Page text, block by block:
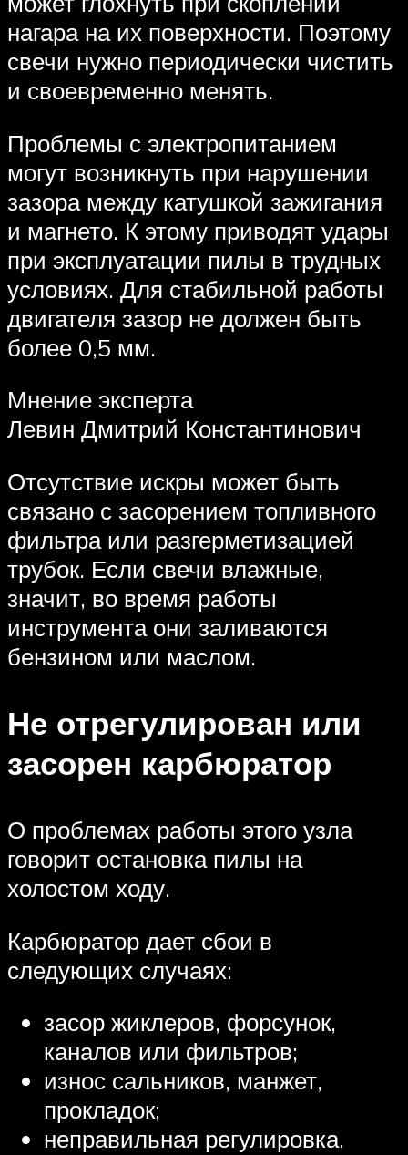
нагара на их поверхности. Поэтому
свечи нужно периодически чистить
и своевременно менять.
Проблемы с электропитанием
могут возникнуть при нарушении
зазора между катушкой зажигания
и магнето. К этому приводят удары
при эксплуатации пилы в трудных
условиях. Для стабильной работы
двигателя зазор не должен быть
более 0,5 мм.
Мнение эксперта
Левин Дмитрий Константинович
Отсутствие искры может быть
связано с засорением топливного
фильтра или разгерметизацией
трубок. Если свечи влажные,
значит, во время работы
инструмента они заливаются
бензином или маслом.
Не отрегулирован или
засорен карбюратор
О проблемах работы этого узла
говорит остановка пилы на
холостом ходу.
Карбюратор дает сбои в
следующих случаях:
засор жиклеров, форсунок,
каналов или фильтров;
износ сальников, манжет,
прокладок;
неправильная регулировка.